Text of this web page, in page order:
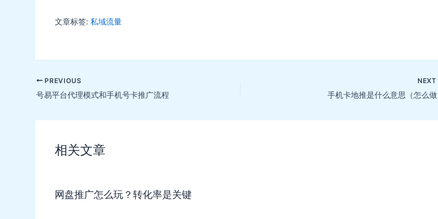
文章标签: 私域流量
Post
navigation
PREVIOUS
号易平台代理模式和手机号卡推广流程
NEXT
手机卡地推是什么意思（怎么
相关文章
网盘推广怎么玩？转化率是关键